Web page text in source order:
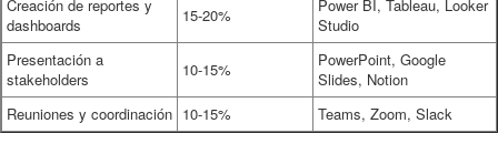
Creación de reportes y
dashboards
15-20%
Power BI, Tableau, Looker
Studio
Presentación a
stakeholders
10-15%
PowerPoint, Google
Slides, Notion
Reuniones y coordinación 10-15% Teams, Zoom, Slack